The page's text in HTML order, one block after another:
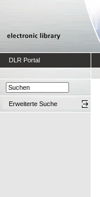
DLR Portal
Erweiterte Suche